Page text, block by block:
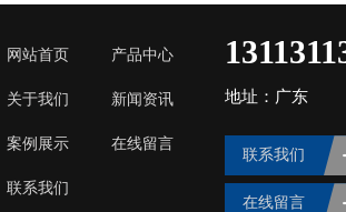
网站首页 产品中心
关于我们 新闻资讯
案例展示 在线留言
联系我们
地址：广东
联系我们
在线留言